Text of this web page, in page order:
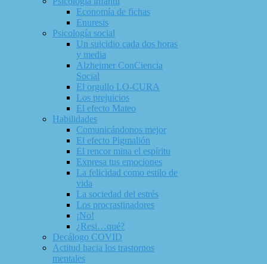
Economía de fichas
Enuresis
Psicología social
Un suicidio cada dos horas
y media
Alzheimer ConCiencia
Social
El orgullo LO-CURA
Los prejuicios
El efecto Mateo
Habilidades
Comunicándonos mejor
El efecto Pigmalión
El rencor mina el espíritu
Expresa tus emociones
La felicidad como estilo de
vida
La sociedad del estrés
Los procrastinadores
¡No!
¿Resi…qué?
Decálogo COVID
Actitud hacia los trastornos
mentales